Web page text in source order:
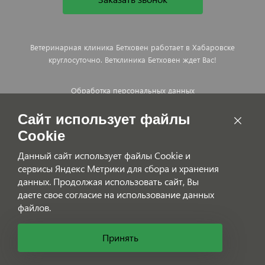
Ветеринарная клиника Бетховен работает в Хабаровске
круглосуточно. Ветклиника Бетховен ждет Вас!
Обработка персональных данных
© Бетховен 2005-2026
Сайт использует файлы
Cookie
Данный сайт использует файлы Cookie и
сервисы Яндекс Метрики для сбора и хранения
данных. Продолжая использовать сайт, Вы
даете свое согласие на использование данных
файлов.
Принять